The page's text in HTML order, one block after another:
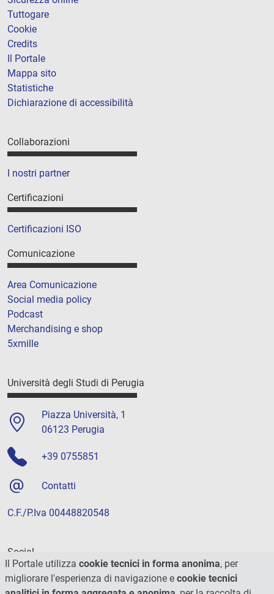
Tuttogare
Cookie
Credits
Il Portale
Mappa sito
Statistiche
Dichiarazione di accessibilità
Collaborazioni
I nostri partner
Certificazioni
Certificazioni ISO
Comunicazione
Area Comunicazione
Social media policy
Podcast
Merchandising e shop
5xmille
Università degli Studi di Perugia
Piazza Università, 1
06123 Perugia
+39 0755851
Contatti
C.F./P.Iva 00448820548
Social
Il Portale utilizza cookie tecnici in forma anonima, per
migliorare l'esperienza di navigazione e cookie tecnici